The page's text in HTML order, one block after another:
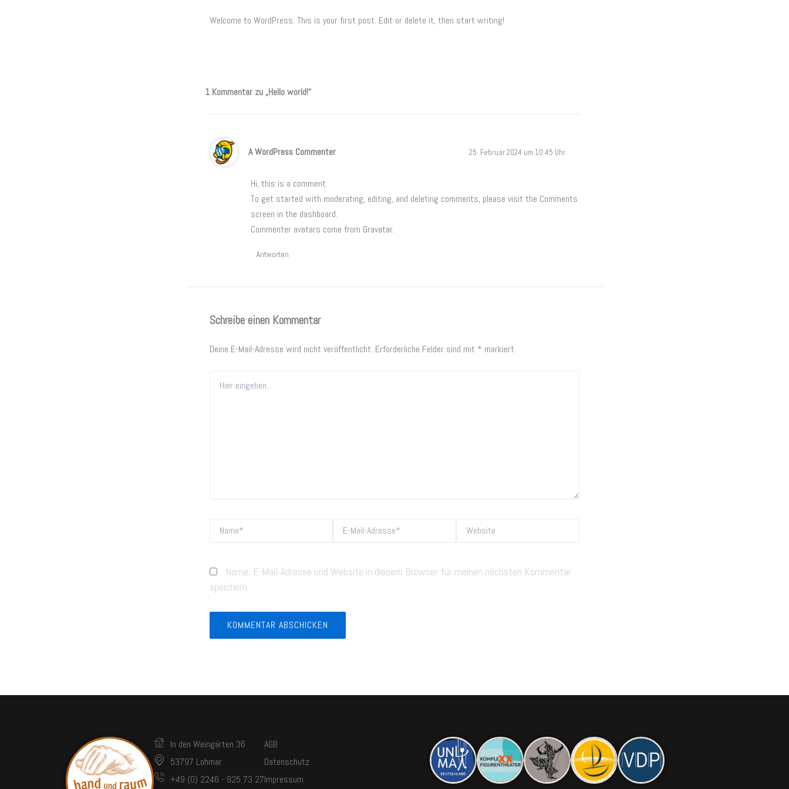
Welcome to WordPress. This is your first post. Edit or delete it, then start writing!
1 Kommentar zu „Hello world!“
A WordPress Commenter 25. Februar 2024 um 10:45 Uhr
Hi, this is a comment.
To get started with moderating, editing, and deleting comments, please visit the Comments
screen in the dashboard.
Commenter avatars come from Gravatar.
Antworten
Schreibe einen Kommentar
Deine E-Mail-Adresse wird nicht veröffentlicht. Erforderliche Felder sind mit * markiert
eingeben…
Name*
Mail-
Website
Name, E-Mail-Adresse und Website in diesem Browser für meinen nächsten Kommentar
speichern.
In den Weingärten 36
53797 Lohmar
+49 (0) 2246 - 925 73 27
AGB
Datenschutz
Impressum